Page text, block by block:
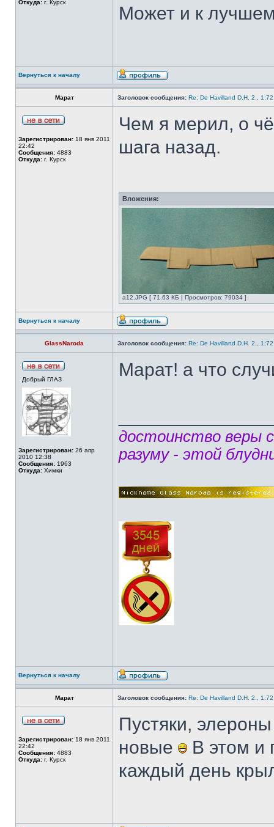
Откуда: г. Курск
Может и к
Вернуться к началу
Марат Заголовок сообщения: Re: De Havilland D.H. 2.,
Зарегистрирован: 18 янв 2011
22:42
Сообщения: 4883
Откуда: г. Курск
Чем я мерил, о
шага назад.
Вложения:
а12.JPG [ 71.63 КБ | Просмотров: 79034 ]
Вернуться к началу
GlassNaroda Заголовок сообщения: Re: De Havilland D.H. 2.,
Добрый ГЛАЗ
Зарегистрирован: 26 апр
2010 12:38
Сообщения: 1963
Откуда: Химки
Марат! а что
достоинство веры
разуму - этой
Вернуться к началу
Марат Заголовок сообщения: Re: De Havilland D.H. 2.,
Зарегистрирован: 18 янв 2011
22:42
Сообщения: 4883
Откуда: г. Курск
Пустяки,
новые
В этом и
каждый день